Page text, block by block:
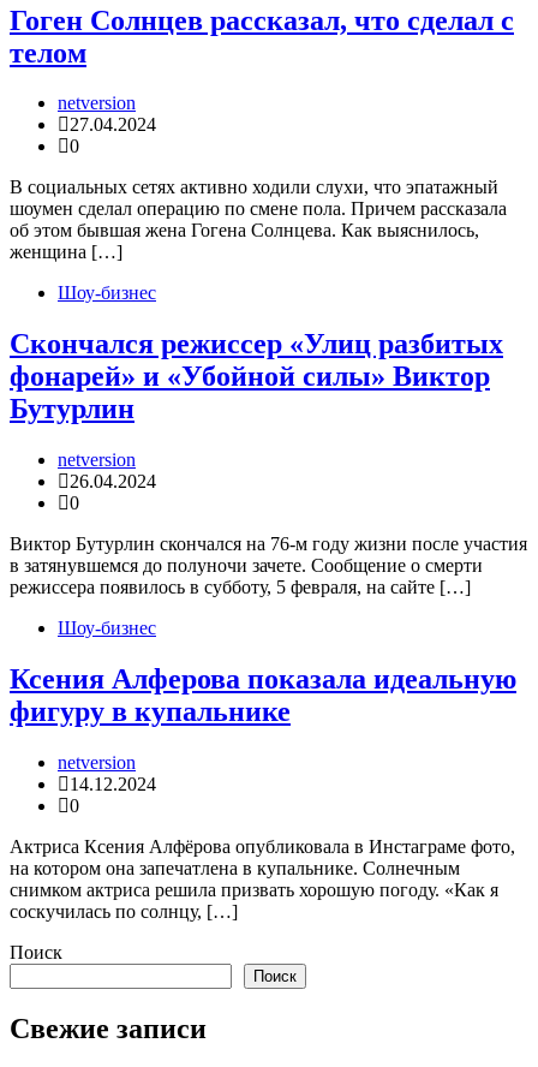
Гоген Солнцев рассказал, что сделал с
телом
netversion
27.04.2024
0
В социальных сетях активно ходили слухи, что эпатажный
шоумен сделал операцию по смене пола. Причем рассказала
об этом бывшая жена Гогена Солнцева. Как выяснилось,
женщина […]
Шоу-бизнес
Скончался режиссер «Улиц разбитых
фонарей» и «Убойной силы» Виктор
Бутурлин
netversion
26.04.2024
0
Виктор Бутурлин скончался на 76-м году жизни после участия
в затянувшемся до полуночи зачете. Сообщение о смерти
режиссера появилось в субботу, 5 февраля, на сайте […]
Шоу-бизнес
Ксения Алферова показала идеальную
фигуру в купальнике
netversion
14.12.2024
0
Актриса Ксения Алфёрова опубликовала в Инстаграме фото,
на котором она запечатлена в купальнике. Солнечным
снимком актриса решила призвать хорошую погоду. «Как я
соскучилась по солнцу, […]
Поиск
Поиск
Свежие записи